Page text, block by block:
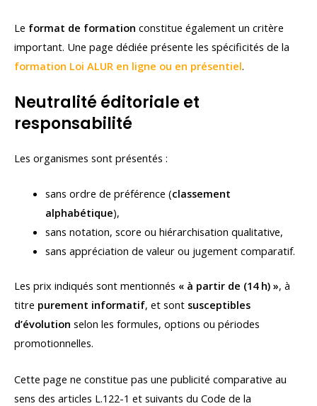
Le format de formation constitue également un critère
important. Une page dédiée présente les spécificités de la
formation Loi ALUR en ligne ou en présentiel.
Neutralité éditoriale et
responsabilité
Les organismes sont présentés :
sans ordre de préférence (classement
alphabétique),
sans notation, score ou hiérarchisation qualitative,
sans appréciation de valeur ou jugement comparatif.
Les prix indiqués sont mentionnés « à partir de (14 h) », à
titre purement informatif, et sont susceptibles
d’évolution selon les formules, options ou périodes
promotionnelles.
Cette page ne constitue pas une publicité comparative au
sens des articles L.122-1 et suivants du Code de la